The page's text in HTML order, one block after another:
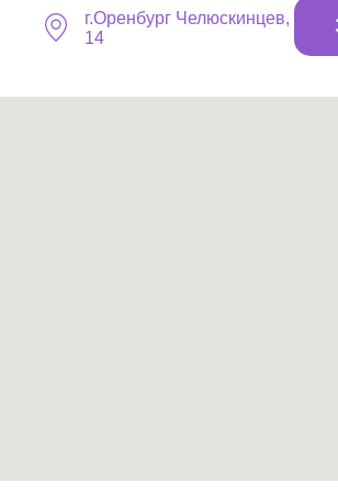
г.Оренбург ​Челюскинцев,
14